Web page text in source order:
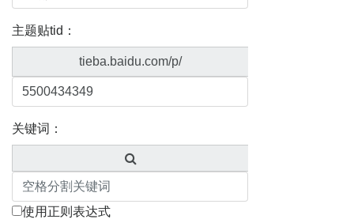
主题贴tid：
tieba.baidu.com/p/
关键词：
使用正则表达式